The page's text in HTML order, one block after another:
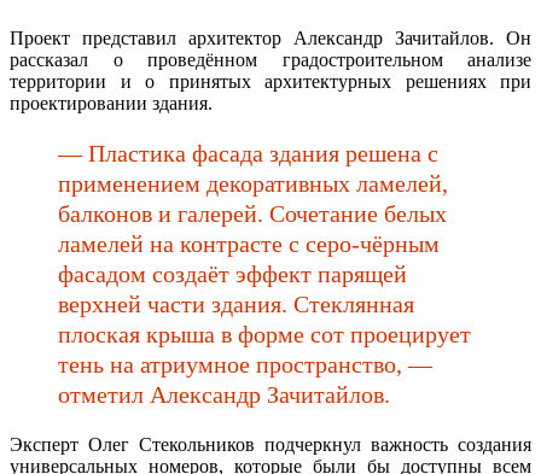
Проект представил архитектор Александр Зачитайлов. Он
рассказал о проведённом градостроительном анализе
территории и о принятых архитектурных решениях при
проектировании здания.
— Пластика фасада здания решена с
применением декоративных ламелей,
балконов и галерей. Сочетание белых
ламелей на контрасте с серо-чёрным
фасадом создаёт эффект парящей
верхней части здания. Стеклянная
плоская крыша в форме сот проецирует
тень на атриумное пространство, —
отметил Александр Зачитайлов.
Эксперт Олег Стекольников подчеркнул важность создания
универсальных номеров, которые были бы доступны всем